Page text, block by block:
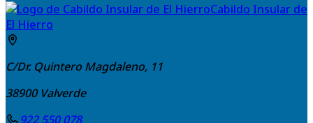
Cabildo Insular de
El Hierro
C/Dr. Quintero Magdaleno, 11
38900 Valverde
922 550 078